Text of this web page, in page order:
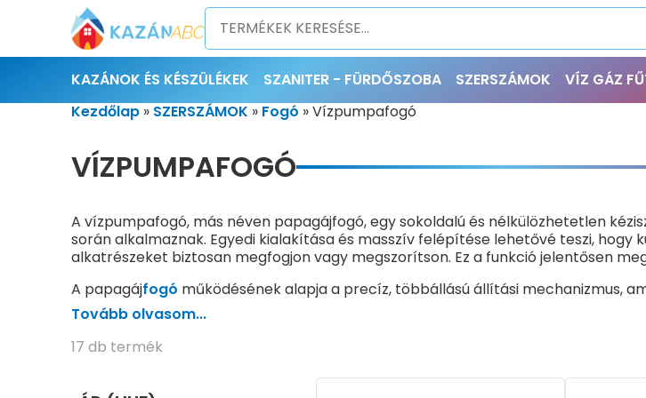
KAZÁNOK ÉS KÉSZÜLÉKEK SZANITER - FÜRDŐSZOBA SZERSZÁMOK VÍZ GÁZ
Kezdőlap » SZERSZÁMOK » Fogó »Vízpumpafogó
VÍZPUMPAFOGÓ
A vízpumpafogó, más néven papagájfogó, egy sokoldalú és nélkülözhetetlen
során alkalmaznak. Egyedi kialakítása és masszív felépítése lehetővé teszi,
alkatrészeket biztosan megfogjon vagy megszorítson. Ez a funkció jelentősen
A papagájfogó működésének alapja a precíz, többállású állítási mechanizmus,
méretéhez igazítva. Jellegzetes, aszimmetrikus fogófejjel rendelkezik, amely
fogásfelület hatékony és csúszásmentes fogást biztosít még sima vagy nedves
A vízpumpafogók többsége króm-vanádium acélból készül, mely kiváló
krómozott vagy egyéb korrózióvédő bevonattal ellátott, hogy ellenálljanak a
általában gumírozottak vagy kétkomponensű műanyag bevonatúak. Ez nem
Tovább olvasom...
17 db termék